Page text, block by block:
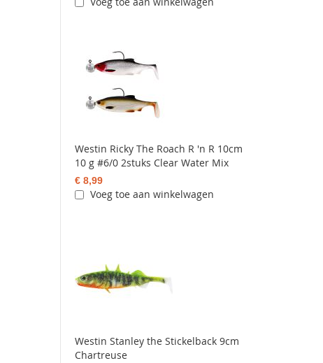
Westin Ricky The Roach R 'n R 10cm
10 g #6/0 2stuks Clear Water Mix
€ 8,99
Voeg toe aan winkelwagen
Westin Stanley the Stickelback 9cm
Chartreuse